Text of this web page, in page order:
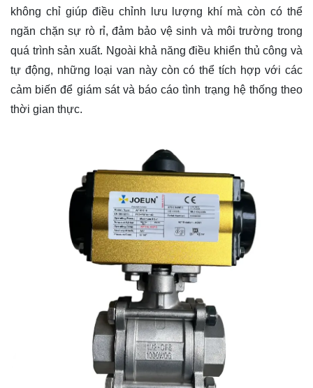
không chỉ giúp điều chỉnh lưu lượng khí mà còn có thể
ngăn chặn sự rò rỉ, đảm bảo vệ sinh và môi trường trong
quá trình sản xuất. Ngoài khả năng điều khiển thủ công và
tự động, những loại van này còn có thể tích hợp với các
cảm biến để giám sát và báo cáo tình trạng hệ thống theo
thời gian thực.